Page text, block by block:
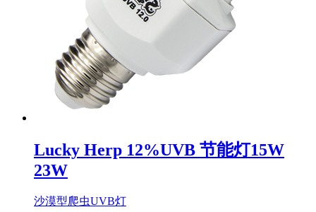
Lucky Herp 12%UVB 节能灯15W
23W
沙漠型爬虫UVB灯